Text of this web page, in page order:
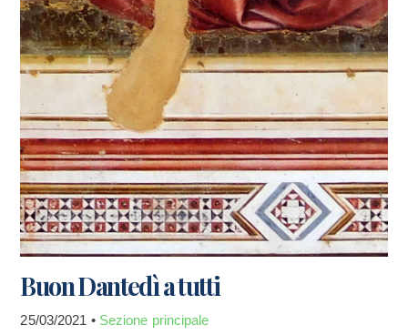
Buon Dantedì a tutti
25/03/2021 • Sezione principale